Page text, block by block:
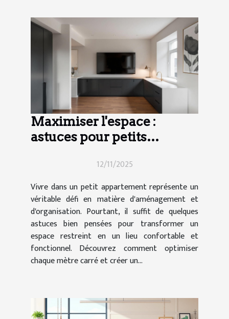
Maximiser l'espace :
astuces pour petits
12/11/2025
Vivre dans un petit appartement représente un
véritable défi en matière d'aménagement et
d'organisation. Pourtant, il suffit de quelques
astuces bien pensées pour transformer un
espace restreint en un lieu confortable et
fonctionnel. Découvrez comment optimiser
chaque mètre carré et créer un...